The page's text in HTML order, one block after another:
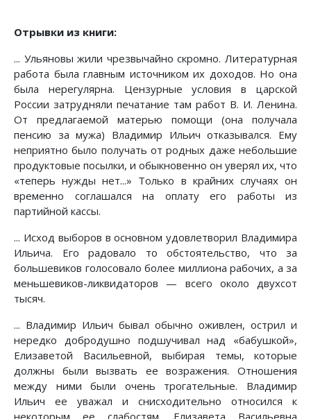
Отрывки из книги:
... Ульяновы жили чрезвычайно скромно. Литературная
работа была главным источником их доходов. Но она
была нерегулярна. Цензурные условия в царской
России затрудняли печатание там работ В. И. Ленина.
От предлагаемой матерью помощи (она получала
пенсию за мужа) Владимир Ильич отказывался. Ему
неприятно было получать от родных даже небольшие
продуктовые посылки, и обыкновенно он уверял их, что
«теперь нужды нет...» Только в крайних случаях он
временно соглашался на оплату его работы из
партийной кассы.
... Исход выборов в основном удовлетворил Владимира
Ильича. Его радовало то обстоятельство, что за
большевиков голосовало более миллиона рабочих, а за
меньшевиков-ликвидаторов — всего около двухсот
тысяч.
... Владимир Ильич бывал обычно оживлен, острил и
нередко добродушно подшучивал над «бабушкой»,
Елизаветой Васильевной, выбирая темы, которые
должны были вызвать ее возражения. Отношения
между ними были очень трогательные. Владимир
Ильич ее уважал и снисходительно относился к